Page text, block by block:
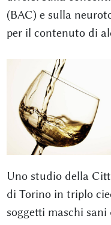
(BAC) e sulla
per il contenuto di
Uno studio della
di Torino in triplo
soggetti maschi